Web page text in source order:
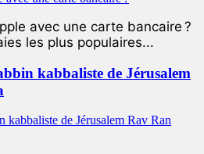
avec une carte bancaire ?
les plus populaires...
kabbaliste de Jérusalem